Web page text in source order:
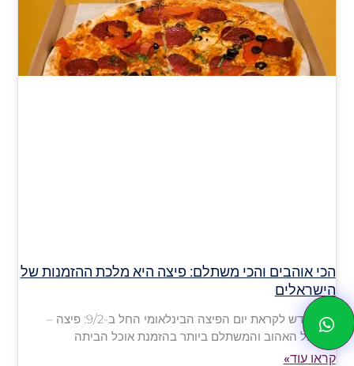
הכי אוהבים והכי משתלם: פיצה היא מלכת ההזמנות של
הישראלים
סקר חדש לקראת יום הפיצה הבינלאומי החל ב-9/2: פיצה –
המאכל האהוב והמשתלם ביותר בהזמנת אוכל הביתה
קראו עוד»